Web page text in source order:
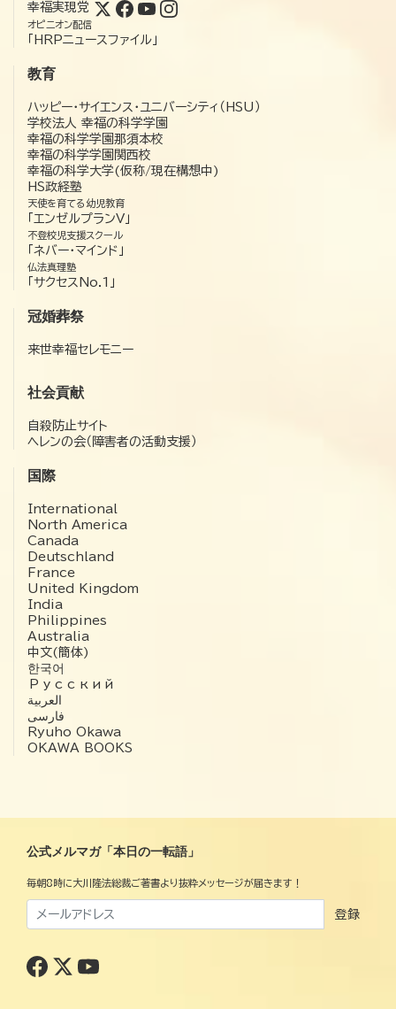
幸福実現党
オピニオン配信
「HRPニュースファイル」
教育
ハッピー・サイエンス・ユニバーシティ（HSU）
学校法人 幸福の科学学園
幸福の科学学園那須本校
幸福の科学学園関西校
幸福の科学大学(仮称/現在構想中)
HS政経塾
天使を育てる幼児教育
「エンゼルプランV」
不登校児支援スクール
「ネバー・マインド」
仏法真理塾
「サクセスNo.1」
冠婚葬祭
来世幸福セレモニー
社会貢献
自殺防止サイト
ヘレンの会（障害者の活動支援）
国際
International
North America
Canada
Deutschland
France
United Kingdom
India
Philippines
Australia
中文(簡体)
한국어
Русский
العربية‏
فارسی
Ryuho Okawa
OKAWA BOOKS
公式メルマガ「本日の一転語」
毎朝8時に大川隆法総裁ご著書より抜粋メッセージが届きます！
登録